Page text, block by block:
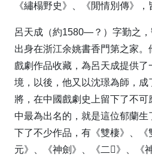
《繡榻野史》、《閒情別傳》，
呂天成（約1580—？）字勤之，
出身在浙江余姚書香門第之家
戲劇作品收藏，為呂天成提供
境，以後，他又以沈璟為師，成
將，在中國戲劇史上留下了不
中最為出名的，就是這位郁蘭
下了不少作品，有《雙棲》、《
元》、《神劍》、《二》、《